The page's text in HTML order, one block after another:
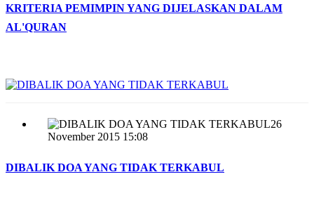
KRITERIA PEMIMPIN YANG DIJELASKAN DALAM
AL'QURAN
26
November 2015 15:08
DIBALIK DOA YANG TIDAK TERKABUL